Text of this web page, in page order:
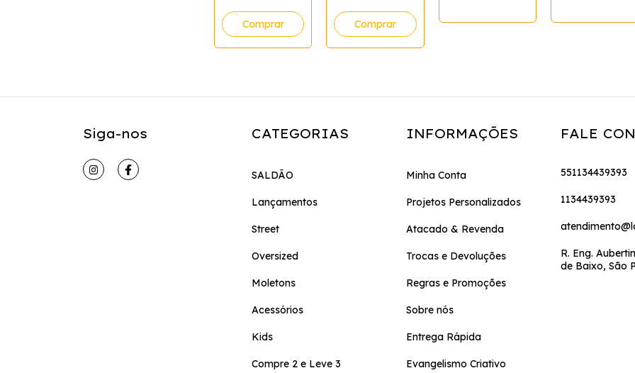
Comprar Comprar
Siga-nos CATEGORIAS
SALDÃO
Lançamentos
Street
Oversized
Moletons
Acessórios
Kids
Compre 2 e Leve 3
INFORMAÇÕES
Minha Conta
Projetos Personalizados
Atacado & Revenda
Trocas e Devoluções
Regras e Promoções
Sobre nós
Entrega Rápida
Evangelismo Criativo
FALE
551134439393
1134439393
R. Eng.
de Baixo, São